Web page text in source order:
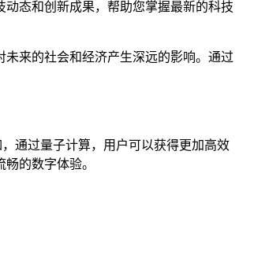
态和创新成果，帮助您掌握最新的科技
来的社会和经济产生深远的影响。通过
通过量子计算，用户可以获得更加高效
的数字体验。